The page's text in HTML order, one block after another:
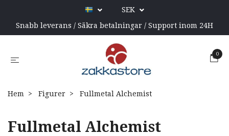
SEK
Snabb leverans / Säkra betalningar / Support inom 24H
0
Hem Figurer Fullmetal Alchemist
Fullmetal Alchemist